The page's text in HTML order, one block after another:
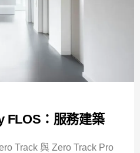
FLOS：服務建築
Track 與 Zero Track Pro